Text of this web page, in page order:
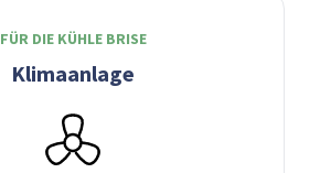
FÜR DIE KÜHLE BRISE
Klimaanlage